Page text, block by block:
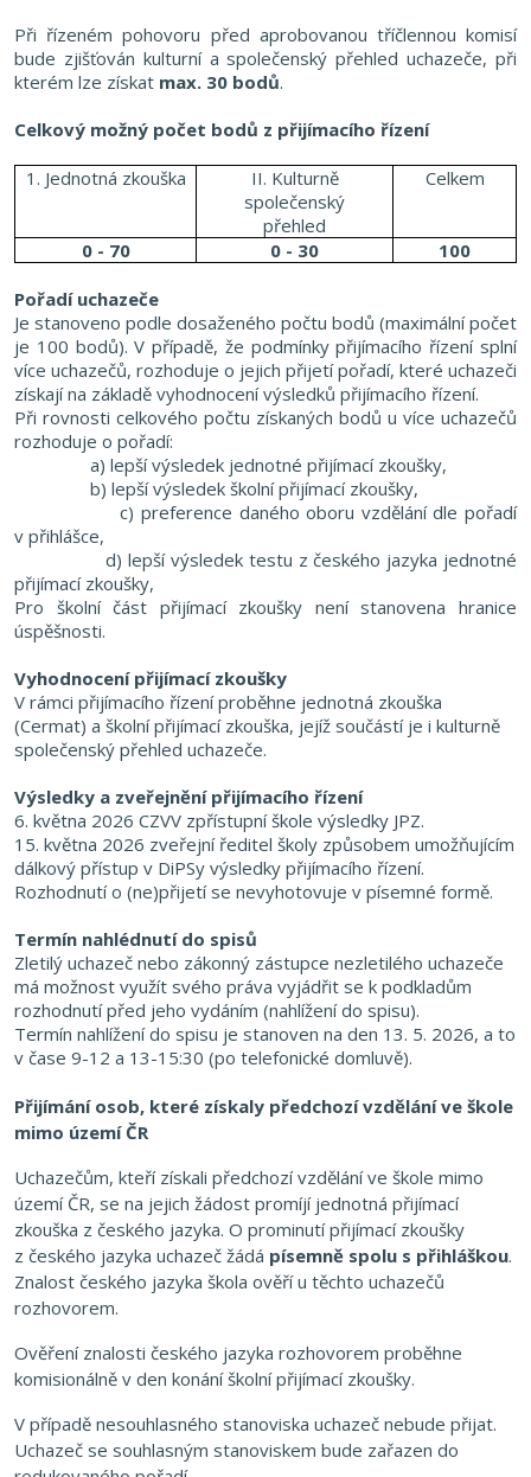
Při řízeném pohovoru před aprobovanou tříčlennou komisí
bude zjišťován kulturní a společenský přehled uchazeče, při
kterém lze získat max. 30 bodů.
Celkový možný počet bodů z přijímacího řízení
1. Jednotná zkouška
II. Kulturně
společenský
přehled
Celkem
0 - 70 0 - 30 100
Pořadí uchazeče
Je stanoveno podle dosaženého počtu bodů (maximální počet
je 100 bodů). V případě, že podmínky přijímacího řízení splní
více uchazečů, rozhoduje o jejich přijetí pořadí, které uchazeči
získají na základě vyhodnocení výsledků přijímacího řízení.
Při rovnosti celkového počtu získaných bodů u více uchazečů
rozhoduje o pořadí:
a) lepší výsledek jednotné přijímací zkoušky,
b) lepší výsledek školní přijímací zkoušky,
c) preference daného oboru vzdělání dle pořadí
v přihlášce,
d) lepší výsledek testu z českého jazyka jednotné
přijímací zkoušky,
Pro školní část přijímací zkoušky není stanovena hranice
úspěšnosti.
Vyhodnocení přijímací zkoušky
V rámci přijímacího řízení proběhne jednotná zkouška
(Cermat) a školní přijímací zkouška, jejíž součástí je i kulturně
společenský přehled uchazeče.
Výsledky a zveřejnění přijímacího řízení
6. května 2026 CZVV zpřístupní škole výsledky JPZ.
15. května 2026 zveřejní ředitel školy způsobem umožňujícím
dálkový přístup v DiPSy výsledky přijímacího řízení.
Rozhodnutí o (ne)přijetí se nevyhotovuje v písemné formě.
Termín nahlédnutí do spisů
Zletilý uchazeč nebo zákonný zástupce nezletilého uchazeče
má možnost využít svého práva vyjádřit se k podkladům
rozhodnutí před jeho vydáním (nahlížení do spisu).
Termín nahlížení do spisu je stanoven na den 13. 5. 2026, a to
v čase 9-12 a 13-15:30 (po telefonické domluvě).
Přijímání osob, které získaly předchozí vzdělání ve škole
mimo území ČR
Uchazečům, kteří získali předchozí vzdělání ve škole mimo
území ČR, se na jejich žádost promíjí jednotná přijímací
zkouška z českého jazyka. O prominutí přijímací zkoušky
z českého jazyka uchazeč žádá písemně spolu s přihláškou.
Znalost českého jazyka škola ověří u těchto uchazečů
rozhovorem.
Ověření znalosti českého jazyka rozhovorem proběhne
komisionálně v den konání školní přijímací zkoušky.
V případě nesouhlasného stanoviska uchazeč nebude přijat.
Uchazeč se souhlasným stanoviskem bude zařazen do